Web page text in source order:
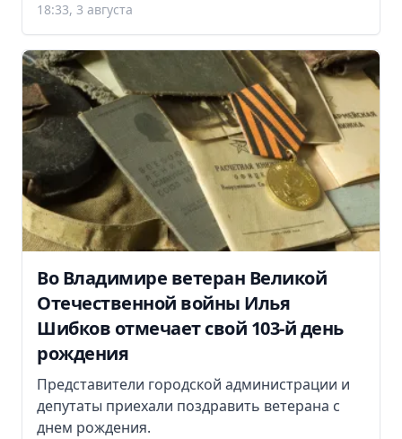
18:33, 3 августа
Во Владимире ветеран Великой
Отечественной войны Илья
Шибков отмечает свой 103-й день
рождения
Представители городской администрации и
депутаты приехали поздравить ветерана с
днем рождения.